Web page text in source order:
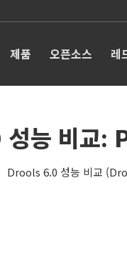
제품 오픈소스 레
능 비교:
Drools 6.0 성능 비교